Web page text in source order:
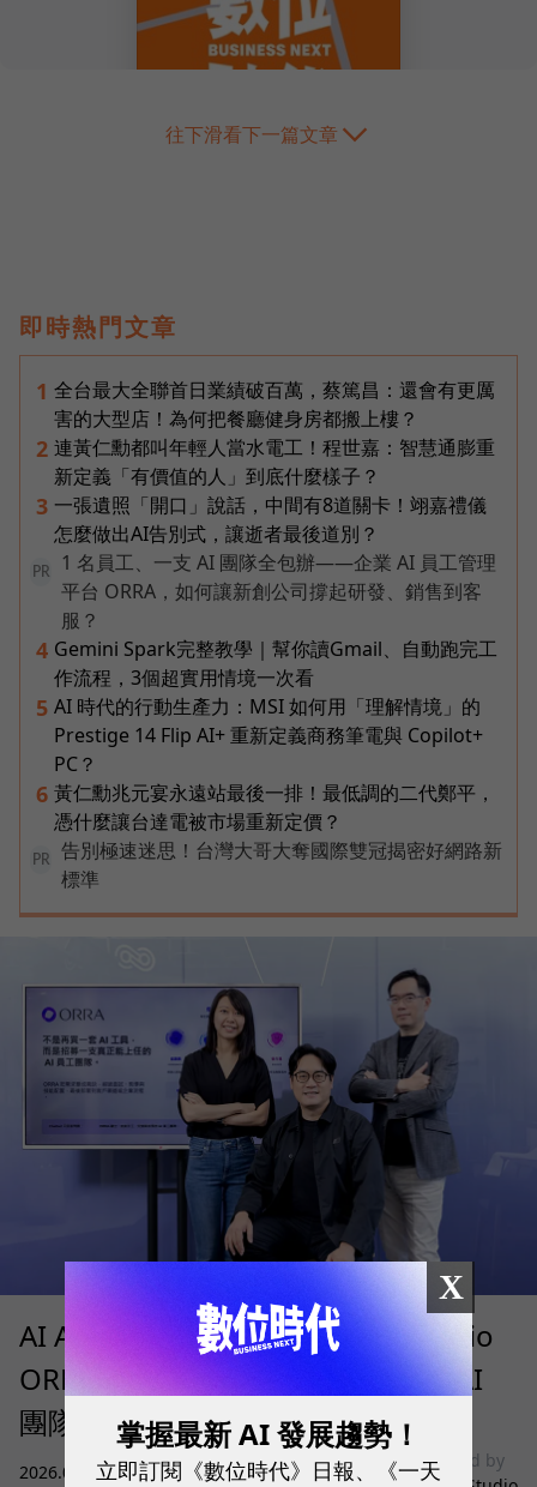
往下滑看下一篇文章
即時熱門文章
1 全台最大全聯首日業績破百萬，蔡篤昌：還會有更厲
害的大型店！為何把餐廳健身房都搬上樓？
2 連黃仁勳都叫年輕人當水電工！程世嘉：智慧通膨重
新定義「有價值的人」到底什麼樣子？
3 一張遺照「開口」說話，中間有8道關卡！翊嘉禮儀
怎麼做出AI告別式，讓逝者最後道別？
PR
1 名員工、一支 AI 團隊全包辦——企業 AI 員工管理
平台 ORRA，如何讓新創公司撐起研發、銷售到客
服？
4 Gemini Spark完整教學｜幫你讀Gmail、自動跑完工
作流程，3個超實用情境一次看
5 AI 時代的行動生產力：MSI 如何用「理解情境」的
Prestige 14 Flip AI+ 重新定義商務筆電與 Copilot+
PC？
6 黃仁勳兆元宴永遠站最後一排！最低調的二代鄭平，
憑什麼讓台達電被市場重新定價？
PR
告別極速迷思！台灣大哥大奪國際雙冠揭密好網路新
標準
AI Agent 時代來了！SUPER 8 Studio
ORRA 如何讓企業快速招募、治理 AI
團隊？
2026.08.05|雲端運算與服務
sponsored by
X
掌握最新 AI 發展趨勢！
立即訂閱《數位時代》日報、《一天